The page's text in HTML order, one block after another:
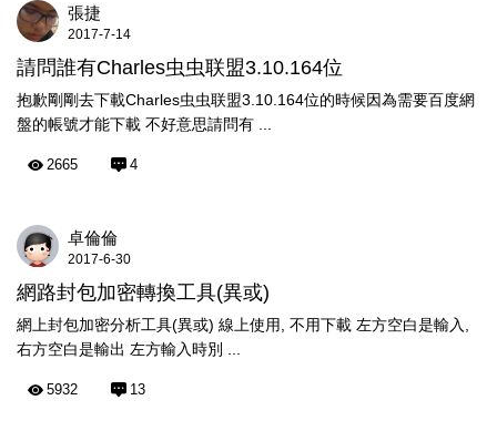
張捷
2017-7-14
請問誰有Charles虫虫联盟3.10.164位
抱歉剛剛去下載Charles虫虫联盟3.10.164位的時候因為需要百度網
盤的帳號才能下載 不好意思請問有 ...
2665 4
卓倫倫
2017-6-30
網路封包加密轉換工具(異或)
網上封包加密分析工具(異或) 線上使用, 不用下載 左方空白是輸入,
右方空白是輸出 左方輸入時別 ...
5932 13